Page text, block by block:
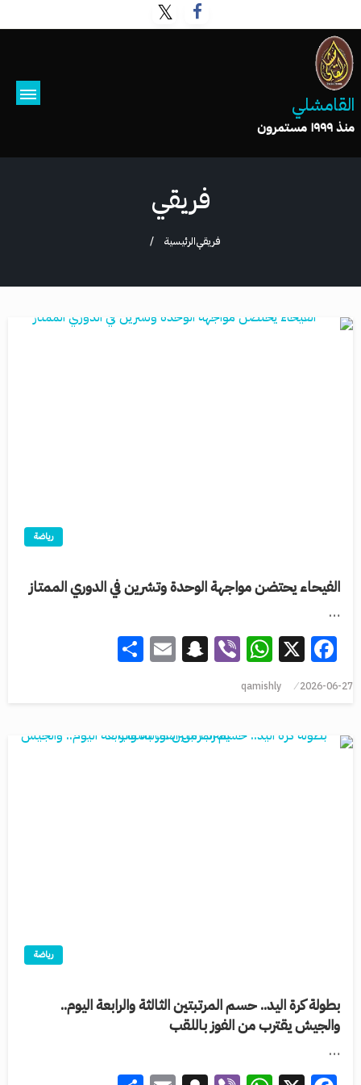
القامشلي
منذ ١٩٩٩ مستمرون
فريقي
الرئيسيةفريقي
رياضة
الفيحاء يحتضن مواجهة الوحدة وتشرين في الدوري الممتاز
…
Facebook
X
WhatsApp
Viber
Snapchat
Email
2026-06-27
qamishly
رياضة
بطولة كرة اليد.. حسم المرتبتين الثالثة والرابعة اليوم..
والجيش يقترب من الفوز باللقب
…